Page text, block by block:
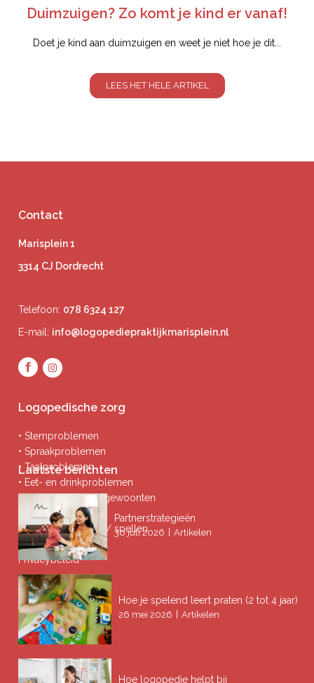
Duimzuigen? Zo komt je kind er vanaf!
Doet je kind aan duimzuigen en weet je niet hoe je dit...
LEES HET HELE ARTIKEL
Contact
Marisplein 1
3314 CJ Dordrecht
Telefoon: 078 6324 127
E-mail: info@logopediepraktijkmarisplein.nl
Logopedische zorg
• Stemproblemen
• Spraakproblemen
• Taalproblemen
• Eet- en drinkproblemen
• Afwijkende mondgewoonten
• Ademproblemen
• Problemen lezen / spellen
Privacybeleid
Laatste berichten
Partnerstrategieën
30 juli 2026 Artikelen
Hoe je spelend leert praten (2 tot 4 jaar)
26 mei 2026 Artikelen
Hoe logopedie helpt bij